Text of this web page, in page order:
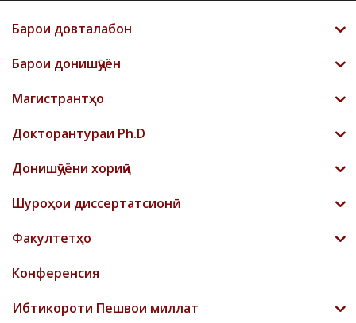
Барои довталабон
Барои донишҷӯён
Магистрантҳо
Докторантураи Ph.D
Донишҷӯёни хориҷӣ
Шyроҳои диссертатсионӣ
Факултетҳо
Конференсия
Ибтикороти Пешвои миллат